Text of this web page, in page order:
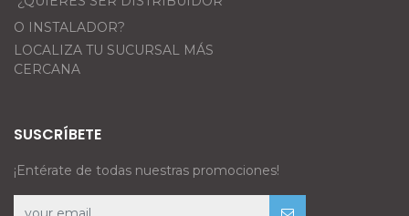
O INSTALADOR?
LOCALIZA TU SUCURSAL MÁS
CERCANA
SUSCRÍBETE
¡Entérate de todas nuestras promociones!